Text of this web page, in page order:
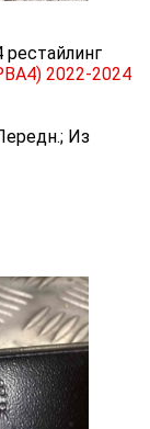
рестайлинг
2022-2024
Из